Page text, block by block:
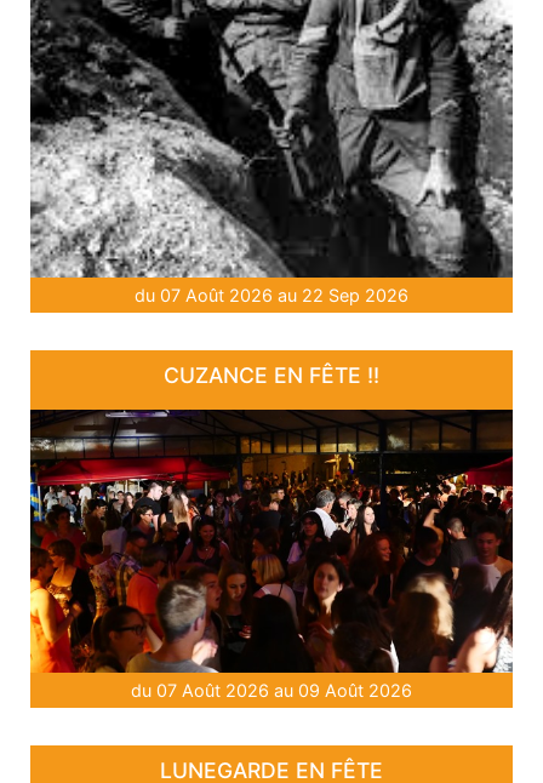
du 07 Août 2026 au 22 Sep 2026
CUZANCE EN FÊTE !!
du 07 Août 2026 au 09 Août 2026
LUNEGARDE EN FÊTE